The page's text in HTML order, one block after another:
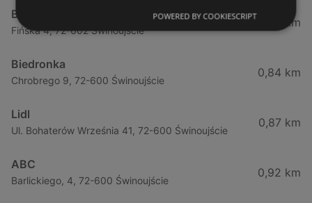
Biedronka
Fińska 4, 72-602 Świnoujście
0,23 km
Biedronka
Chrobrego 9, 72-600 Świnoujście
0,84 km
Lidl
Ul. Bohaterów Września 41, 72-600 Świnoujście
0,87 km
ABC
Barlickiego, 4, 72-600 Świnoujście
0,92 km
POWERED BY COOKIESCRIPT